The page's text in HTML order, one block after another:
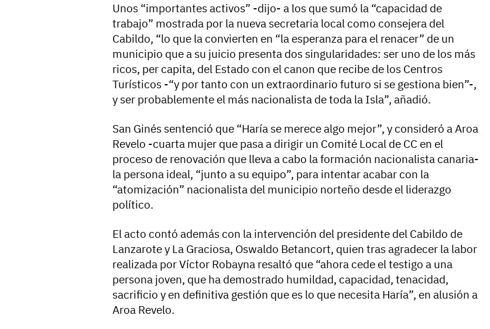
Unos “importantes activos” -dijo- a los que sumó la “capacidad de
trabajo” mostrada por la nueva secretaria local como consejera del
Cabildo, “lo que la convierten en “la esperanza para el renacer” de un
municipio que a su juicio presenta dos singularidades: ser uno de los más
ricos, per capita, del Estado con el canon que recibe de los Centros
Turísticos -“y por tanto con un extraordinario futuro si se gestiona bien”-,
y ser probablemente el más nacionalista de toda la Isla”, añadió.
San Ginés sentenció que “Haría se merece algo mejor”, y consideró a Aroa
Revelo -cuarta mujer que pasa a dirigir un Comité Local de CC en el
proceso de renovación que lleva a cabo la formación nacionalista canaria-
la persona ideal, “junto a su equipo”, para intentar acabar con la
“atomización” nacionalista del municipio norteño desde el liderazgo
político.
El acto contó además con la intervención del presidente del Cabildo de
Lanzarote y La Graciosa, Oswaldo Betancort, quien tras agradecer la labor
realizada por Víctor Robayna resaltó que “ahora cede el testigo a una
persona joven, que ha demostrado humildad, capacidad, tenacidad,
sacrificio y en definitiva gestión que es lo que necesita Haría”, en alusión a
Aroa Revelo.